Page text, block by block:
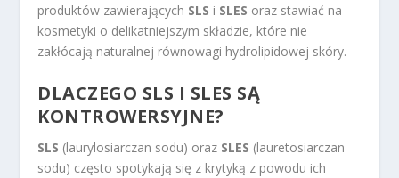
produktów zawierających SLS i SLES oraz stawiać na
kosmetyki o delikatniejszym składzie, które nie
zakłócają naturalnej równowagi hydrolipidowej skóry.
DLACZEGO SLS I SLES SĄ
KONTROWERSYJNE?
SLS (laurylosiarczan sodu) oraz SLES (lauretosiarczan
sodu) często spotykają się z krytyką z powodu ich